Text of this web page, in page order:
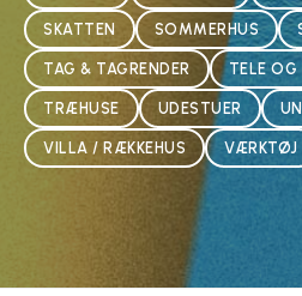
SKATTEN SOMMERHUS
TAG & TAGRENDER TELE OG
TRÆHUSE UDESTUER
VILLA / RÆKKEHUS VÆRKTØJ